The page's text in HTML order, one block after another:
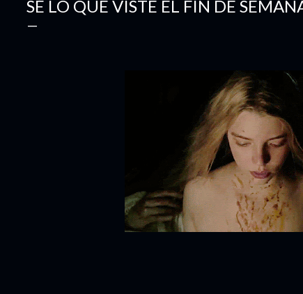
SÉ LO QUE VISTE EL FIN DE